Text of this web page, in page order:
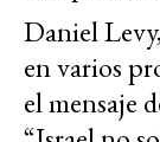
Daniel
en varios
el mensaje